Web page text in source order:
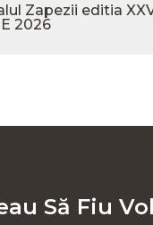
Zapezii editia
2026
Să Fiu